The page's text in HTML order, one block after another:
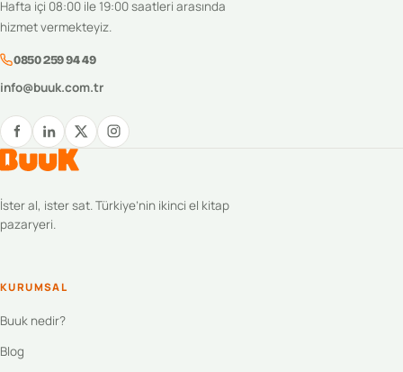
Hafta içi 08:00 ile 19:00 saatleri arasında
hizmet vermekteyiz.
0850 259 94 49
info@buuk.com.tr
İster al, ister sat. Türkiye’nin ikinci el kitap
pazaryeri.
KURUMSAL
Buuk nedir?
Blog